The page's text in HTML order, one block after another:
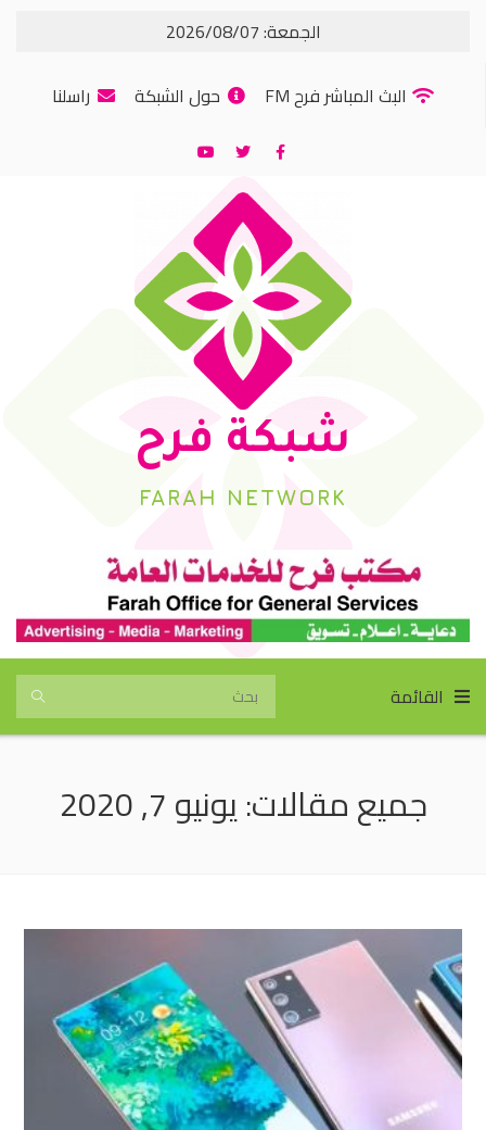
الجمعة: 2026/08/07
البث المباشر فرح FM
حول الشبكة راسلنا
شبكة فرح
FARAH NETWORK
القائمة
جميع مقالات: يونيو 7, 2020